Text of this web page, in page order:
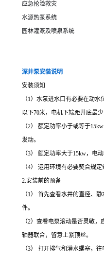
应急抢险救灾
水源热泵系统
园林灌溉及喷泉系统
深井泵安装说明
安装须知
（1）水泵进水口有必要在动
以下70米，电机下端距井底最少
（2） 额定功率小于或等于
发动。
（3） 额定功率大于15kw，电
（4） 运用环境有必要契合规定
2.安装前的预备
（1） 首先查看水井的直径、
件。
（2）查看电泵滚动是否灵敏
轴器联合，留意上紧顶丝。
（3） 打开排气和灌水螺塞，